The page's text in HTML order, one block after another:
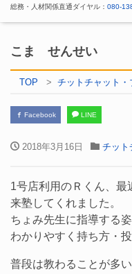
総務・人材関係直通ダイヤル： 080-
こま せんせい
TOP チットチャット・
Facebook LINE
2018年3月16日 チット
1号店利用のＲくん、最
来塾してくれました。
ちょみ先生に指導する
わかりやすく持ち方・
普段は教わることが多